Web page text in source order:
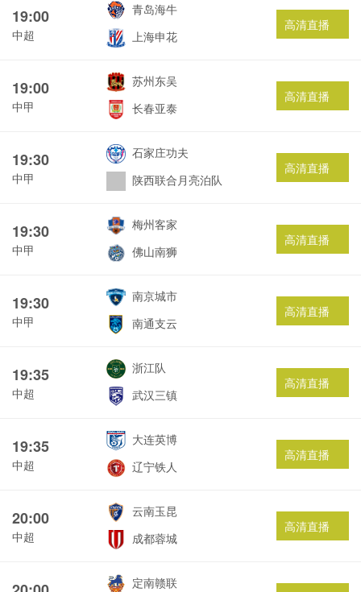
19:00
中超
青岛海牛
上海申花
高清直播
19:00
中甲
苏州东吴
长春亚泰
高清直播
19:30
中甲
石家庄功夫
陕西联合月亮泊队
高清直播
19:30
中甲
梅州客家
佛山南狮
高清直播
19:30
中甲
南京城市
南通支云
高清直播
19:35
中超
浙江队
武汉三镇
高清直播
19:35
中超
大连英博
辽宁铁人
高清直播
20:00
中超
云南玉昆
成都蓉城
高清直播
定南赣联